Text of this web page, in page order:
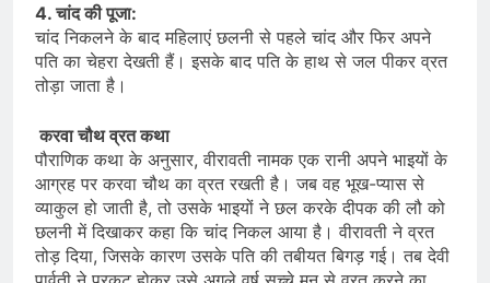
4. चांद की पूजा:
चांद निकलने के बाद महिलाएं छलनी से पहले चांद और फिर अपने
पति का चेहरा देखती हैं। इसके बाद पति के हाथ से जल पीकर व्रत
तोड़ा जाता है।
करवा चौथ व्रत कथा
पौराणिक कथा के अनुसार, वीरावती नामक एक रानी अपने भाइयों के
आग्रह पर करवा चौथ का व्रत रखती है। जब वह भूख-प्यास से
व्याकुल हो जाती है, तो उसके भाइयों ने छल करके दीपक की लौ को
छलनी में दिखाकर कहा कि चांद निकल आया है। वीरावती ने व्रत
तोड़ दिया, जिसके कारण उसके पति की तबीयत बिगड़ गई। तब देवी